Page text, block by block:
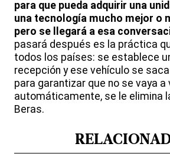
para que pueda adquirir una
una tecnología mucho mejor o
pero se llegará a esa
pasará después es la práctica
todos los países: se establece
recepción y ese vehículo se
para garantizar que no se vaya a
automáticamente, se le elimina
Beras.